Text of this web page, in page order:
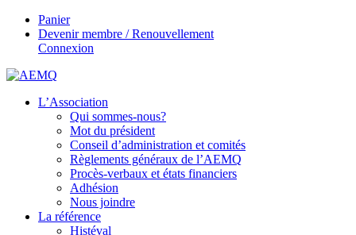
Panier
Devenir membre / Renouvellement
Connexion
L’Association
Qui sommes-nous?
Mot du président
Conseil d’administration et comités
Règlements généraux de l’AEMQ
Procès-verbaux et états financiers
Adhésion
Nous joindre
La référence
Histéval